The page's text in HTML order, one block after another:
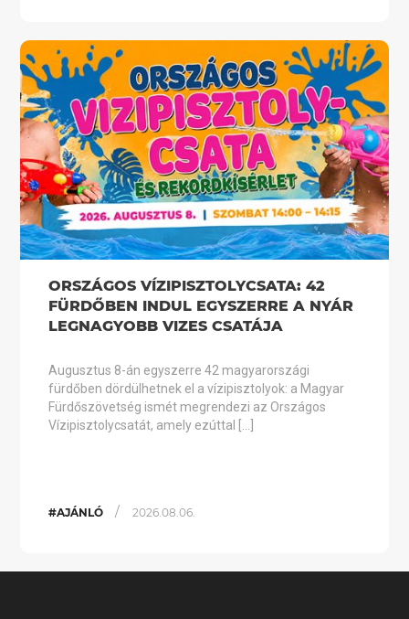
ORSZÁGOS VÍZIPISZTOLYCSATA: 42
FÜRDŐBEN INDUL EGYSZERRE A NYÁR
LEGNAGYOBB VIZES CSATÁJA
Augusztus 8-án egyszerre 42 magyarországi
fürdőben dördülhetnek el a vízipisztolyok: a Magyar
Fürdőszövetség ismét megrendezi az Országos
Vízipisztolycsatát, amely ezúttal […]
#AJÁNLÓ / 2026.08.06.